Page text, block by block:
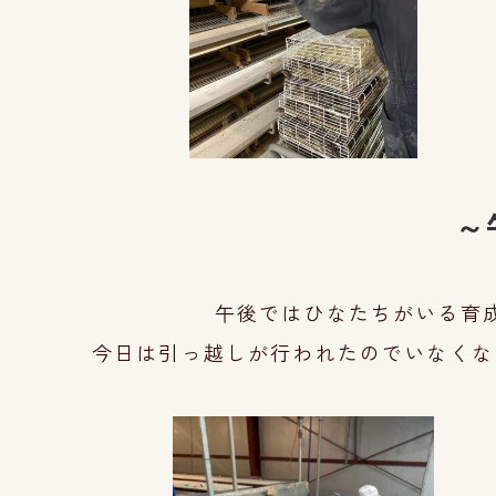
午後ではひなたちがいる育
今日は引っ越しが行われたので い なく